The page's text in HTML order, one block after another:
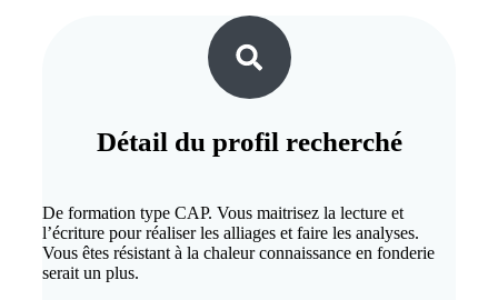
Détail du profil recherché
De formation type CAP. Vous maitrisez la lecture et
l’écriture pour réaliser les alliages et faire les analyses.
Vous êtes résistant à la chaleur connaissance en fonderie
serait un plus.